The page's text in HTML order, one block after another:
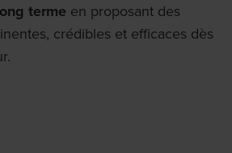
terme en proposant des
crédibles et efficaces dès